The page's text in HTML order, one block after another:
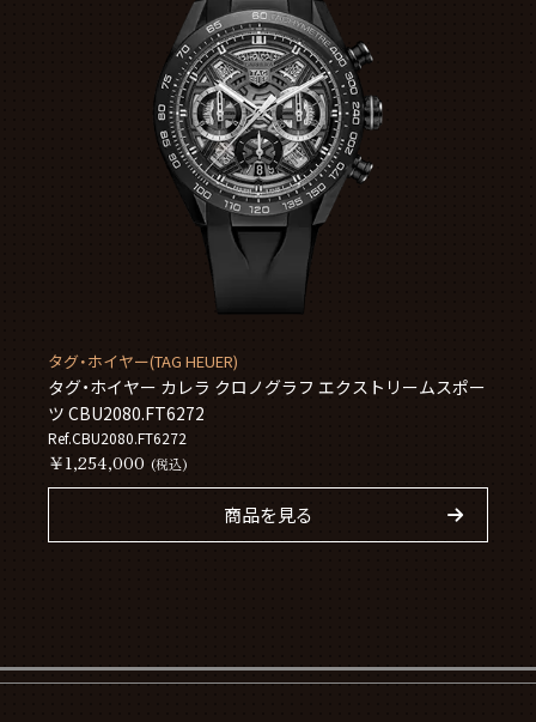
タグ・ホイヤー(TAG HEUER)
タグ・ホイヤー カレラ クロノグラフ エクストリームスポー
ツ CBU2080.FT6272
Ref.CBU2080.FT6272
￥1,254,000 (税込)
商品を見る